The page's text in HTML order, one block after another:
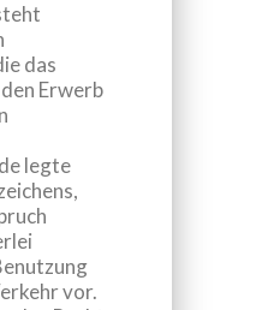
das
Erwerb
legte
vor.